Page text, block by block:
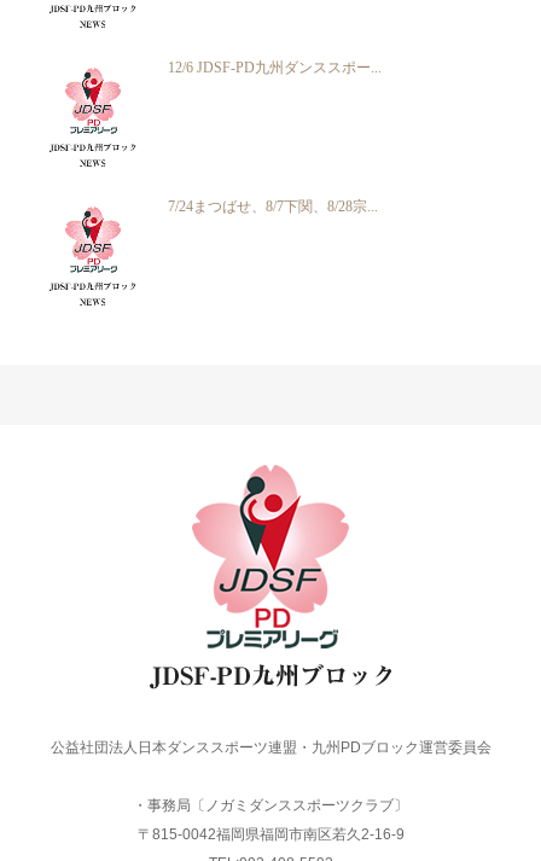
12/6 JDSF-PD九州ダンススポー...
7/24まつばせ、8/7下関、8/28宗...
公益社団法人日本ダンススポーツ連盟・九州PDブロック運営委員会
・事務局〔ノガミダンススポーツクラブ〕
〒815-0042福岡県福岡市南区若久2-16-9